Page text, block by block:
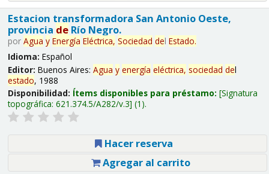
Estacion transformadora San Antonio Oeste,
provincia deRío Negro.
por Agua y Energía Eléctrica, Sociedad del Estado.
Idioma: Español
Editor: Buenos Aires: Agua y energía eléctrica, sociedad del
estado, 1988
Disponibilidad: Ítems disponibles para préstamo: Signatura
topográfica: 621.374.5/A282/v.3 (1).
Hacer reserva
Agregar al carrito